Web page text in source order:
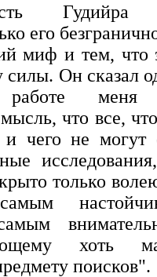
его
миф и тем, что
силы. Он сказал
меня
что все,
и чего не могут
только
хоть
поисков".